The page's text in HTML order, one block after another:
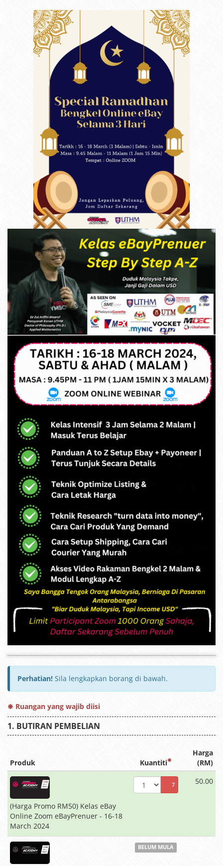
Perhatian! Sila lengkapkan borang di bawah.
Ruangan yang wajib diisi
BUTIRAN PEMBELIAN
Produk Kuantiti
Harga
(RM)
(Harga Promo RM50) Kelas eBay
Online Zoom eBayPrenuer - 16-18
March 2024
7 50.00
BELUM MULA